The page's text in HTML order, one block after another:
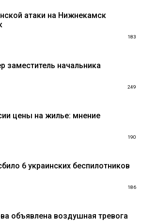
атаки на Нижнекамск
183
заместитель начальника
249
цены на жилье: мнение
190
6 украинских беспилотников
186
объявлена воздушная тревога